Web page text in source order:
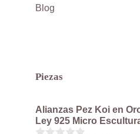
Blog
Piezas
Alianzas Pez Koi en
Ley 925 Micro